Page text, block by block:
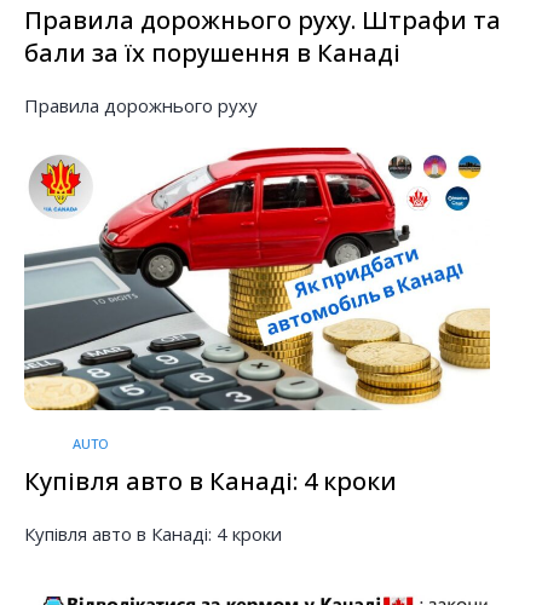
Правила дорожнього руху. Штрафи та
бали за їх порушення в Канаді
Правила дорожнього руху
AUTO
Купівля авто в Канаді: 4 кроки
Купівля авто в Канаді: 4 кроки